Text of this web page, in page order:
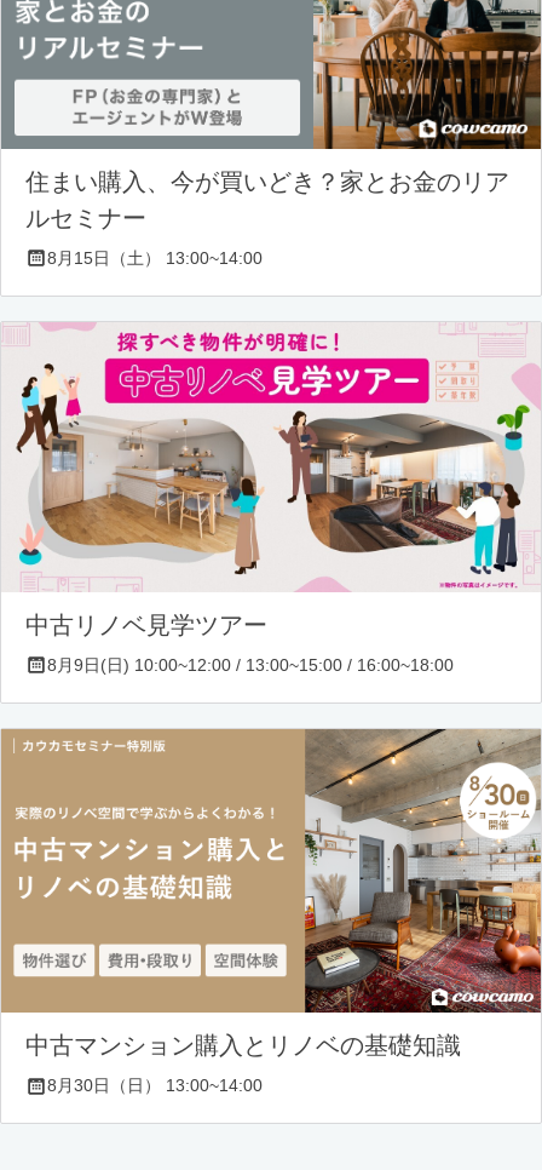
住まい購入、今が買いどき？家とお金のリア
ルセミナー
8月15日（土） 13:00~14:00
中古リノベ見学ツアー
8月9日(日) 10:00~12:00 / 13:00~15:00 / 16:00~18:00
中古マンション購入とリノベの基礎知識
8月30日（日） 13:00~14:00